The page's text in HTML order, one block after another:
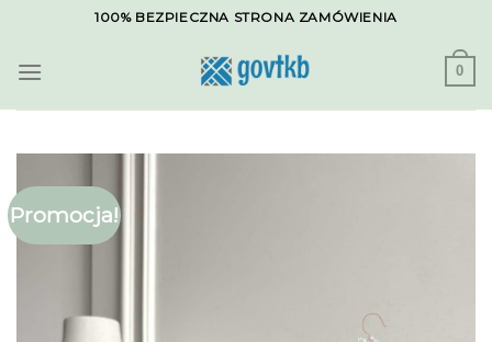
content
100% BEZPIECZNA STRONA ZAMÓWIENIA
0
Promocja!